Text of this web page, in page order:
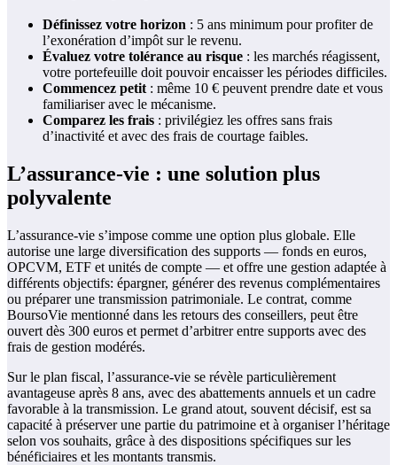
Définissez votre horizon : 5 ans minimum pour profiter de
l’exonération d’impôt sur le revenu.
Évaluez votre tolérance au risque : les marchés réagissent,
votre portefeuille doit pouvoir encaisser les périodes difficiles.
Commencez petit : même 10 € peuvent prendre date et vous
familiariser avec le mécanisme.
Comparez les frais : privilégiez les offres sans frais
d’inactivité et avec des frais de courtage faibles.
L’assurance-vie : une solution plus
polyvalente
L’assurance-vie s’impose comme une option plus globale. Elle
autorise une large diversification des supports — fonds en euros,
OPCVM, ETF et unités de compte — et offre une gestion adaptée à
différents objectifs: épargner, générer des revenus complémentaires
ou préparer une transmission patrimoniale. Le contrat, comme
BoursoVie mentionné dans les retours des conseillers, peut être
ouvert dès 300 euros et permet d’arbitrer entre supports avec des
frais de gestion modérés.
Sur le plan fiscal, l’assurance-vie se révèle particulièrement
avantageuse après 8 ans, avec des abattements annuels et un cadre
favorable à la transmission. Le grand atout, souvent décisif, est sa
capacité à préserver une partie du patrimoine et à organiser l’héritage
selon vos souhaits, grâce à des dispositions spécifiques sur les
bénéficiaires et les montants transmis.